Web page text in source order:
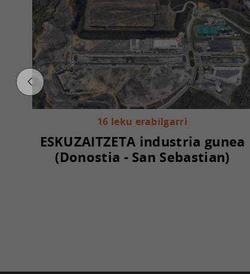
16 leku erabilgarri
ESKUZAITZETA industria gunea
(Donostia - San Sebastian)